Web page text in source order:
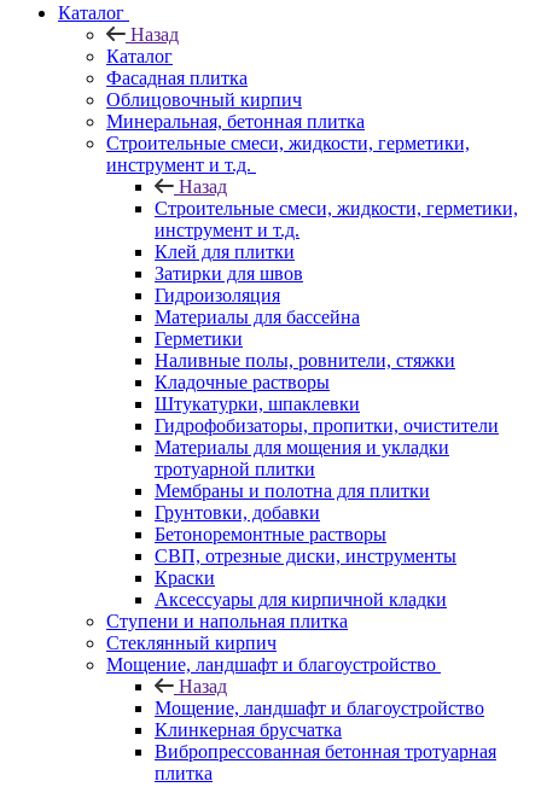
Каталог
Назад
Каталог
Фасадная плитка
Облицовочный кирпич
Минеральная, бетонная плитка
Строительные смеси, жидкости, герметики,
инструмент и т.д.
Назад
Строительные смеси, жидкости, герметики,
инструмент и т.д.
Клей для плитки
Затирки для швов
Гидроизоляция
Материалы для бассейна
Герметики
Наливные полы, ровнители, стяжки
Кладочные растворы
Штукатурки, шпаклевки
Гидрофобизаторы, пропитки, очистители
Материалы для мощения и укладки
тротуарной плитки
Мембраны и полотна для плитки
Грунтовки, добавки
Бетоноремонтные растворы
СВП, отрезные диски, инструменты
Краски
Аксессуары для кирпичной кладки
Ступени и напольная плитка
Cтеклянный кирпич
Мощение, ландшафт и благоустройство
Назад
Мощение, ландшафт и благоустройство
Клинкерная брусчатка
Вибропрессованная бетонная тротуарная
плитка